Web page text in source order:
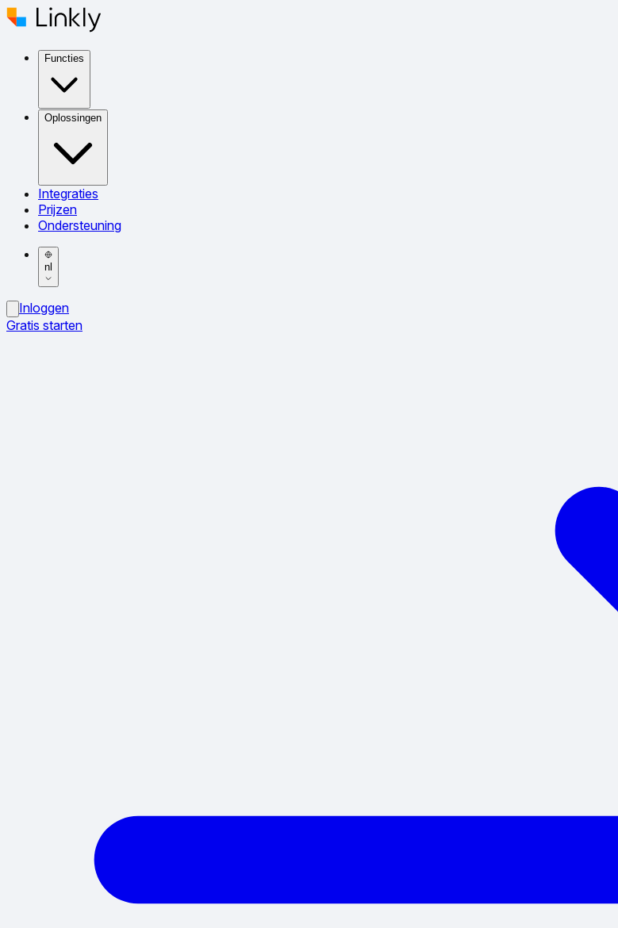
Functies
Oplossingen
Integraties
Prijzen
Ondersteuning
nl
Inloggen
Gratis starten